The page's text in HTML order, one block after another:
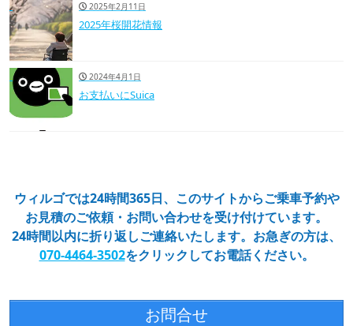
2025年2月11日
2025年桜開花情報
2024年4月1日
お支払いにSuica
ウィルゴでは24時間365日、このサイトからご乗車予約や
お見積のご依頼・お問い合わせを受け付けています。
24時間以内に折り返しご連絡いたします。お急ぎの方は、
070-4464-3502をクリックしてお電話ください。
お問合せ